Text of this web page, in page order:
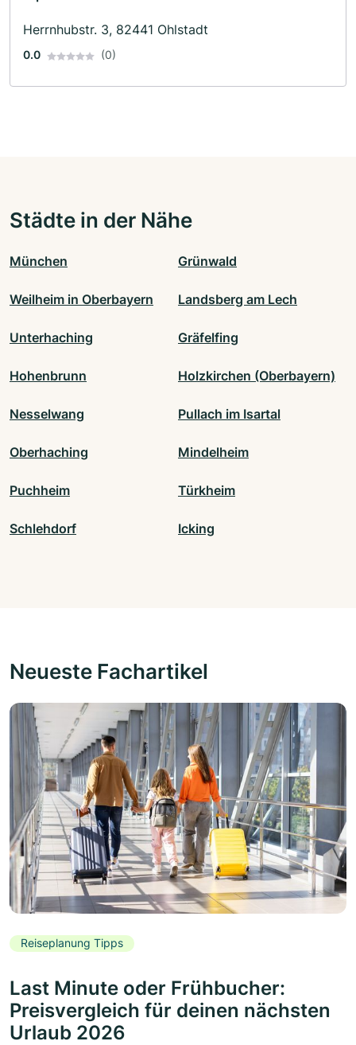
Herrnhubstr. 3, 82441 Ohlstadt
0.0 (0)
Städte in der Nähe
München Grünwald
Weilheim in Oberbayern Landsberg am Lech
Unterhaching Gräfelfing
Hohenbrunn Holzkirchen (Oberbayern)
Nesselwang Pullach im Isartal
Oberhaching Mindelheim
Puchheim Türkheim
Schlehdorf Icking
Neueste Fachartikel
Reiseplanung Tipps
Last Minute oder Frühbucher:
Preisvergleich für deinen nächsten
Urlaub 2026